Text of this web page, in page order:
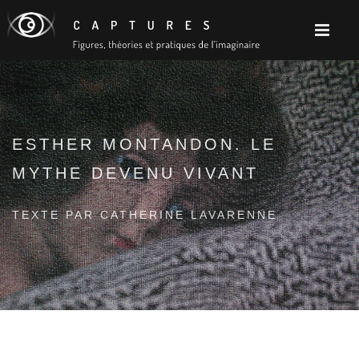
ESTHER MONTANDON. LE
MYTHE DEVENU VIVANT
TEXTE PAR CATHERINE LAVARENNE